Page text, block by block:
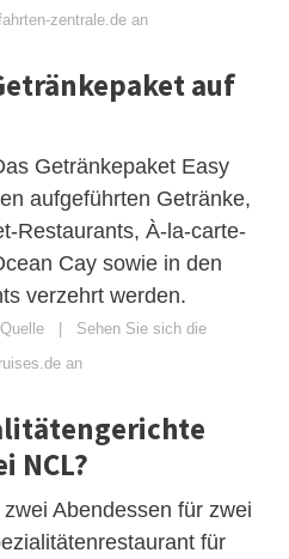
zentrale.de an
auf
Getränkepaket Easy
aufgeführten Getränke,
Restaurants, À-la-carte-
Cay sowie in den
verzehrt werden.
| Sehen Sie sich die
an
NCL?
Abendessen für zwei
für